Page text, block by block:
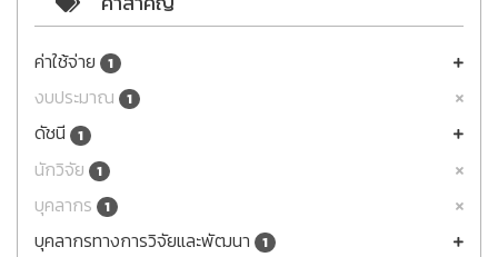
ค่าใช้จ่าย 1
งบประมาณ 1
ดัชนี 1
นักวิจัย 1
บุคลากร 1
บุคลากรทางการวิจัยและพัฒนา 1